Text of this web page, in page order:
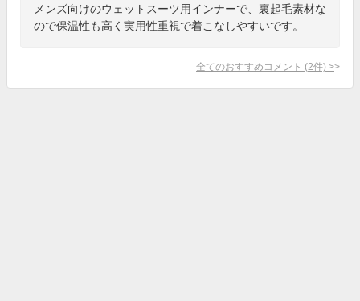
メンズ向けのウェットスーツ用インナーで、裏起毛素材な
ので保温性も高く実用性重視で着こなしやすいです。
全てのおすすめコメント (2件) >